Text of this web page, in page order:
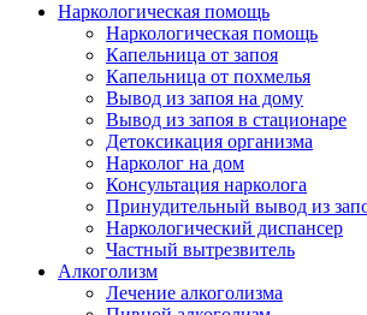
Наркологическая помощь
Наркологическая помощь
Капельница от запоя
Капельница от похмелья
Вывод из запоя на дому
Вывод из запоя в стационаре
Детоксикация организма
Нарколог на дом
Консультация нарколога
Принудительный вывод из
Наркологический диспансер
Частный вытрезвитель
Алкоголизм
Лечение алкоголизма